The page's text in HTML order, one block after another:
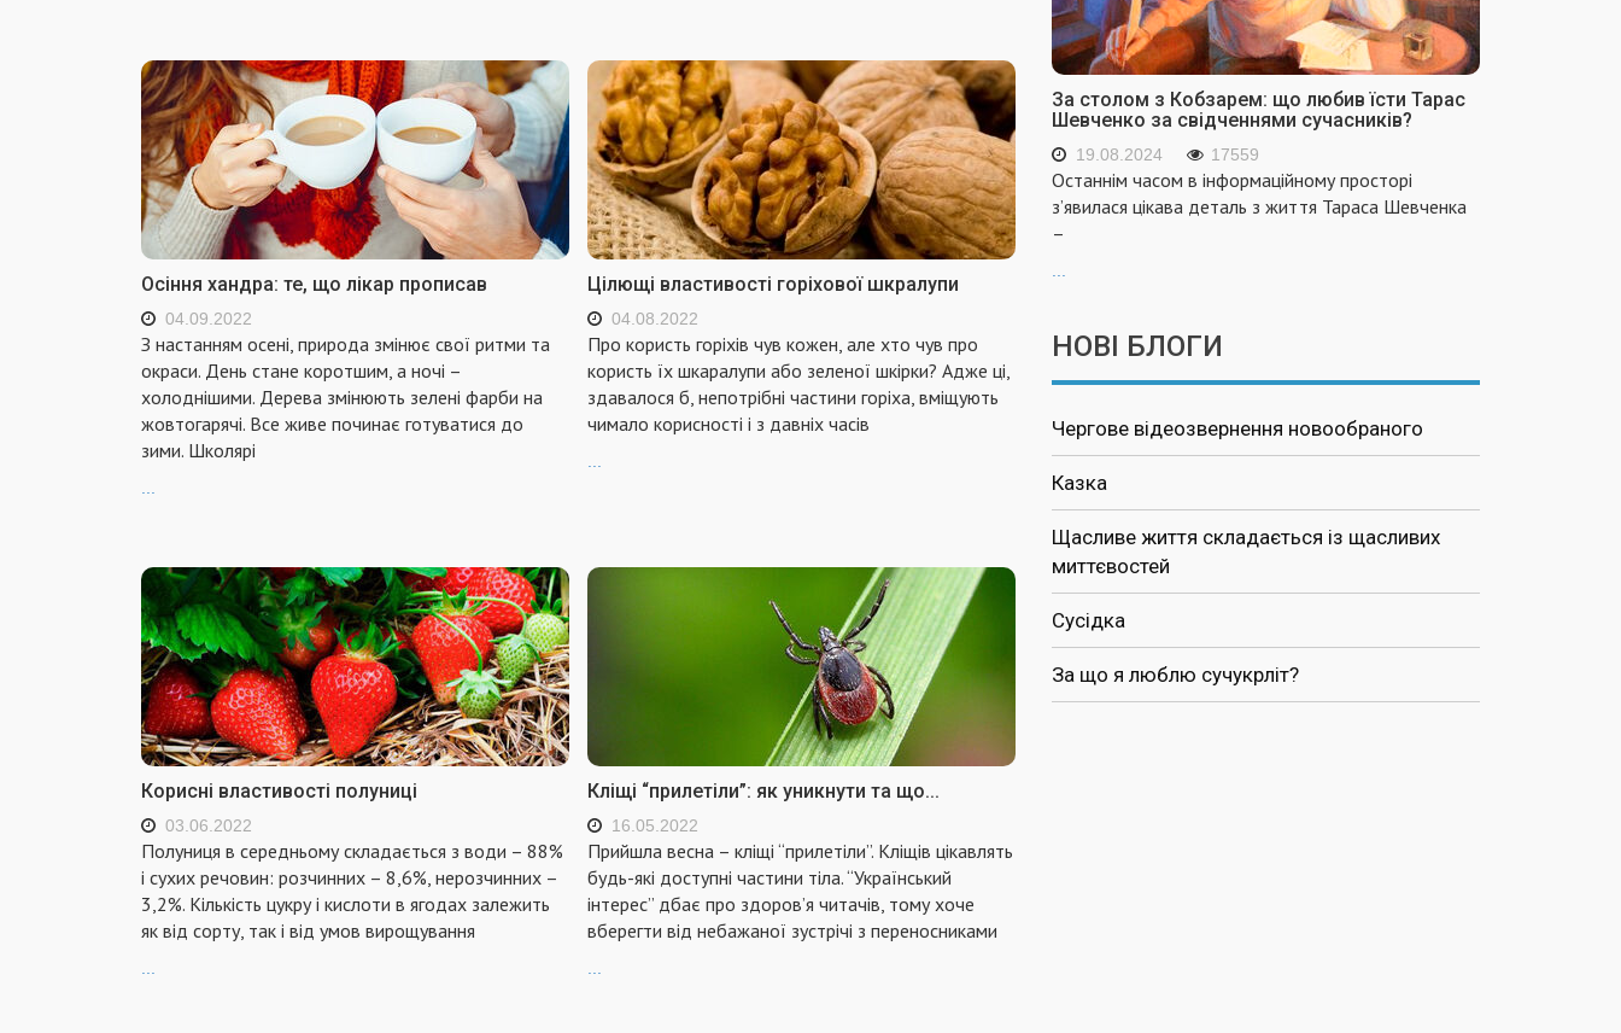
Осіння хандра: те, що лікар прописав
04.09.2022
З настанням осені, природа змінює свої ритми та
окраси. День стане коротшим, а ночі –
холоднішими. Дерева змінюють зелені фарби на
жовтогарячі. Все живе починає готуватися до
зими. Школярі
Цілющі властивості горіхової шкралупи
04.08.2022
Про користь горіхів чув кожен, але хто чув про
користь їх шкаралупи або зеленої шкірки? Адже ці,
здавалося б, непотрібні частини горіха, вміщують
чимало корисності і з давніх часів
Корисні властивості полуниці
03.06.2022
Полуниця в середньому складається з води – 88%
і сухих речовин: розчинних – 8,6%, нерозчинних –
3,2%. Кількість цукру і кислоти в ягодах залежить
як від сорту, так і від умов вирощування
Кліщі “прилетіли”: як уникнути та що...
16.05.2022
Прийшла весна – кліщі “прилетіли”. Кліщів цікавлять
будь-які доступні частини тіла. “Український
інтерес” дбає про здоров’я читачів, тому хоче
вберегти від небажаної зустрічі з переносниками
За столом з Кобзарем: що любив їсти Тарас
Шевченко за свідченнями сучасників?
19.08.2024 17559
Останнім часом в інформаційному просторі
з’явилася цікава деталь з життя Тараса Шевченка
–
...
НОВІ БЛОГИ
Чергове відеозвернення новообраного
Казка
Щасливе життя складається із щасливих
миттєвостей
Сусідка
За що я люблю сучукрліт?